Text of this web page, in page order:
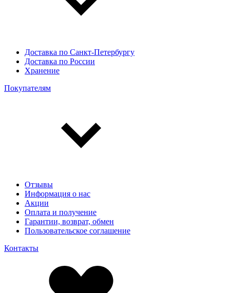
Доставка по Санкт-Петербургу
Доставка по России
Хранение
Покупателям
Отзывы
Информация о нас
Акции
Оплата и получение
Гарантии, возврат, обмен
Пользовательское соглашение
Контакты